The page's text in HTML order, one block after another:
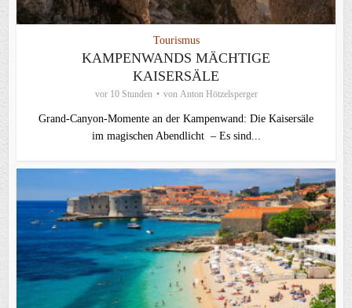
Tourismus
KAMPENWANDS MÄCHTIGE
KAISERSÄLE
vor 10 Stunden von Anton Hötzelsperger
Grand-Canyon-Momente an der Kampenwand: Die Kaisersäle
im magischen Abendlicht – Es sind...